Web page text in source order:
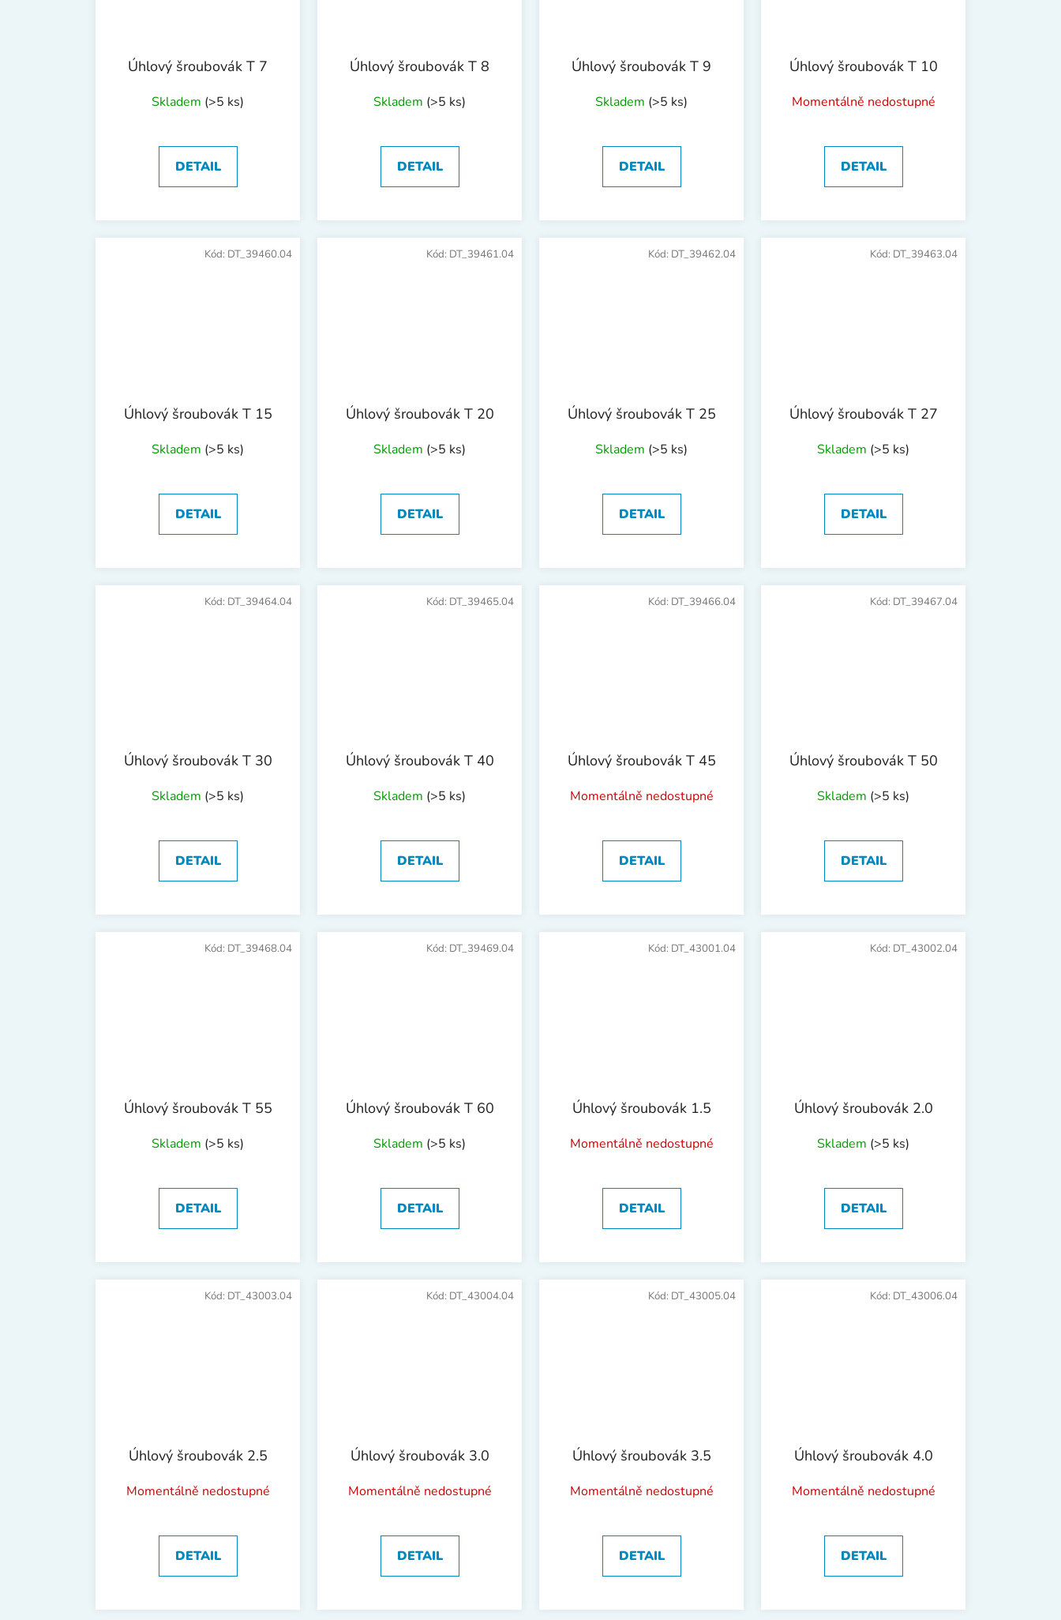
Úhlový šroubovák T 7
Skladem (>5 ks)
DETAIL
Úhlový šroubovák T 8
Skladem (>5 ks)
DETAIL
Úhlový šroubovák T 9
Skladem (>5 ks)
DETAIL
Úhlový šroubovák T 10
Momentálně nedostupné
DETAIL
Úhlový šroubovák T 15
Skladem (>5 ks)
DETAIL
Kód: DT_39460.04
Úhlový šroubovák T 20
Skladem (>5 ks)
DETAIL
Kód: DT_39461.04
Úhlový šroubovák T 25
Skladem (>5 ks)
DETAIL
Kód: DT_39462.04
Úhlový šroubovák T 27
Skladem (>5 ks)
DETAIL
Kód: DT_39463.04
Úhlový šroubovák T 30
Skladem (>5 ks)
DETAIL
Kód: DT_39464.04
Úhlový šroubovák T 40
Skladem (>5 ks)
DETAIL
Kód: DT_39465.04
Úhlový šroubovák T 45
Momentálně nedostupné
DETAIL
Kód: DT_39466.04
Úhlový šroubovák T 50
Skladem (>5 ks)
DETAIL
Kód: DT_39467.04
Úhlový šroubovák T 55
Skladem (>5 ks)
DETAIL
Kód: DT_39468.04
Úhlový šroubovák T 60
Skladem (>5 ks)
DETAIL
Kód: DT_39469.04
Úhlový šroubovák 1.5
Momentálně nedostupné
DETAIL
Kód: DT_43001.04
Úhlový šroubovák 2.0
Skladem (>5 ks)
DETAIL
Kód: DT_43002.04
Úhlový šroubovák 2.5
Momentálně nedostupné
DETAIL
Kód: DT_43003.04
Úhlový šroubovák 3.0
Momentálně nedostupné
DETAIL
Kód: DT_43004.04
Úhlový šroubovák 3.5
Momentálně nedostupné
DETAIL
Kód: DT_43005.04
Úhlový šroubovák 4.0
Momentálně nedostupné
DETAIL
Kód: DT_43006.04